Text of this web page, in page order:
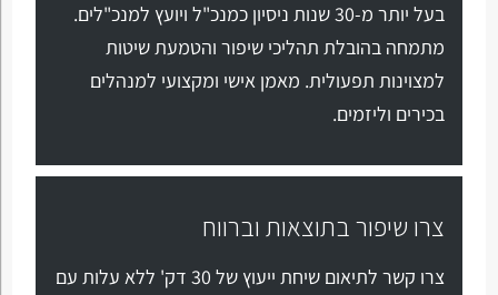
בעל יותר מ-30 שנות ניסיון כמנכ"ל ויועץ למנכ"לים.
מתמחה בהובלת תהליכי שיפור והטמעת שיטות
למצוינות תפעולית. מאמן אישי ומקצועי למנהלים
בכירים וליזמים.
צרו שיפור בתוצאות וברווח
צרו קשר לתיאום שיחת ייעוץ של 30 דק' ללא עלות עם